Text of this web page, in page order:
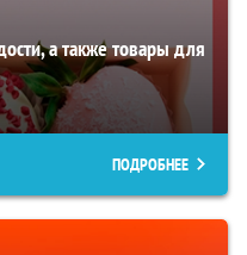
а также товары для
ПОДРОБНЕЕ